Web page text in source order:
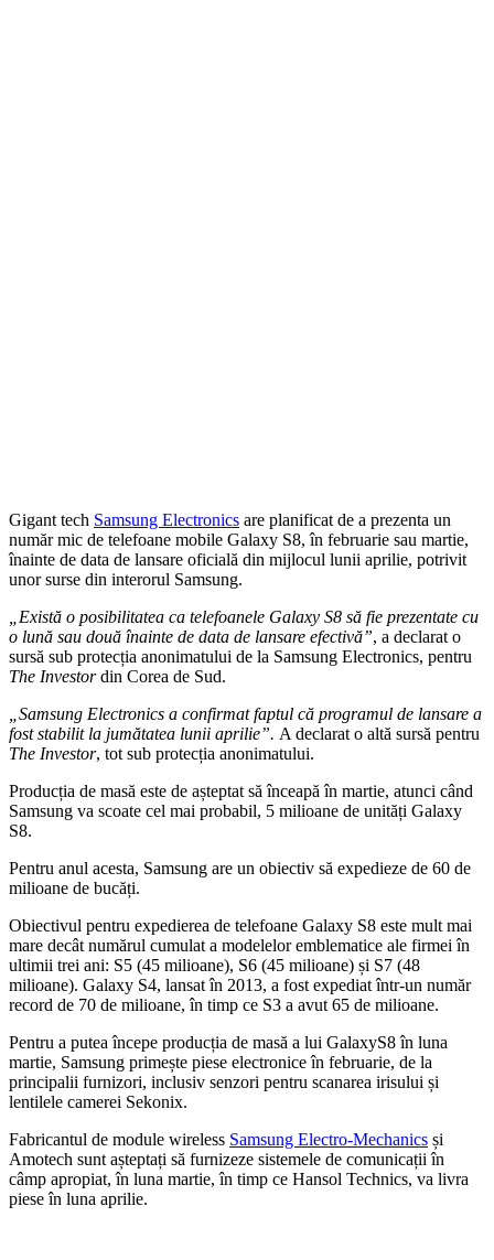
Gigant tech Samsung Electronics are planificat de a prezenta un
număr mic de telefoane mobile Galaxy S8, în februarie sau martie,
înainte de data de lansare oficială din mijlocul lunii aprilie, potrivit
unor surse din interorul Samsung.
„Există o posibilitatea ca telefoanele Galaxy S8 să fie prezentate cu
o lună sau două înainte de data de lansare efectivă”, a declarat o
sursă sub protecția anonimatului de la Samsung Electronics, pentru
The Investordin Corea de Sud.
„Samsung Electronics a confirmat faptul că programul de lansare a
fost stabilit la jumătatea lunii aprilie”. A declarat o altă sursă pentru
The Investor, tot sub protecția anonimatului.
Producția de masă este de așteptat să înceapă în martie, atunci când
Samsung va scoate cel mai probabil, 5 milioane de unități Galaxy
S8.
Pentru anul acesta, Samsung are un obiectiv să expedieze de 60 de
milioane de bucăți.
Obiectivul pentru expedierea de telefoane Galaxy S8 este mult mai
mare decât numărul cumulat a modelelor emblematice ale firmei în
ultimii trei ani: S5 (45 milioane), S6 (45 milioane) și S7 (48
milioane). Galaxy S4, lansat în 2013, a fost expediat într-un număr
record de 70 de milioane, în timp ce S3 a avut 65 de milioane.
Pentru a putea începe producția de masă a lui GalaxyS8 în luna
martie, Samsung primește piese electronice în februarie, de la
principalii furnizori, inclusiv senzori pentru scanarea irisului și
lentilele camerei Sekonix.
Fabricantul de module wireless Samsung Electro-Mechanics și
Amotech sunt așteptați să furnizeze sistemele de comunicații în
câmp apropiat, în luna martie, în timp ce Hansol Technics, va livra
piese în luna aprilie.